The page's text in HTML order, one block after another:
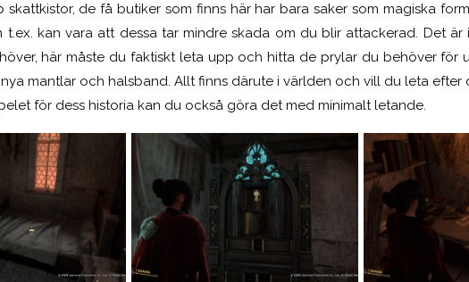
de få butiker som finns här har bara saker som magiska
t.ex. kan vara att dessa tar mindre skada om du blir attackerad. Det
här måste du faktiskt leta upp och hitta de prylar du behöver för
mantlar och halsband. Allt finns därute i världen och vill du leta efter
för dess historia kan du också göra det med minimalt letande.